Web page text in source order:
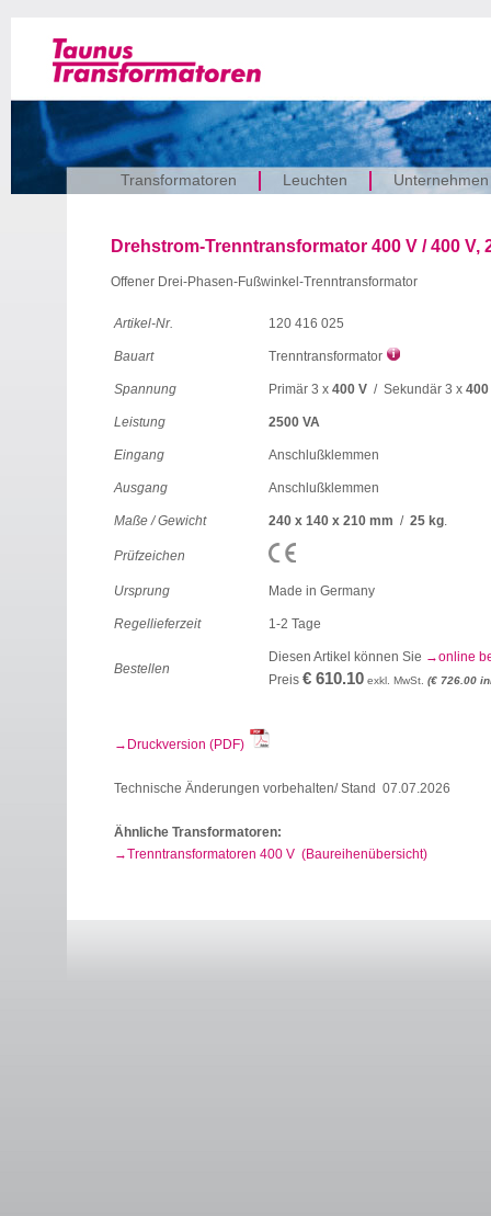
Transformatoren Leuchten Unternehmen
Drehstrom-Trenntransformator 400 V / 400 V,
Offener Drei-Phasen-Fußwinkel-Trenntransformator
Artikel-Nr. 120 416 025
Bauart Trenntransformator
Spannung Primär 3 x 400 V / Sekundär 3 x 400
Leistung 2500 VA
Eingang Anschlußklemmen
Ausgang Anschlußklemmen
Maße / Gewicht 240 x 140 x 210 mm / 25 kg.
Prüfzeichen
Ursprung Made in Germany
Regellieferzeit 1-2 Tage
Bestellen
Diesen Artikel können Sie
online
Preis € 610.10 exkl. MwSt. (€ 726.00
Druckversion (PDF)
Technische Änderungen vorbehalten/ Stand 07.07.2026
Ähnliche Transformatoren:
Trenntransformatoren 400 V (Baureihenübersicht)